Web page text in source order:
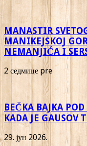
MANASTIR
MANIKEJSKOJ
NEMANJIĆA I
2 седмице pre
BEČKA BAJKA
KADA JE GAUSOV
29. јун 2026.